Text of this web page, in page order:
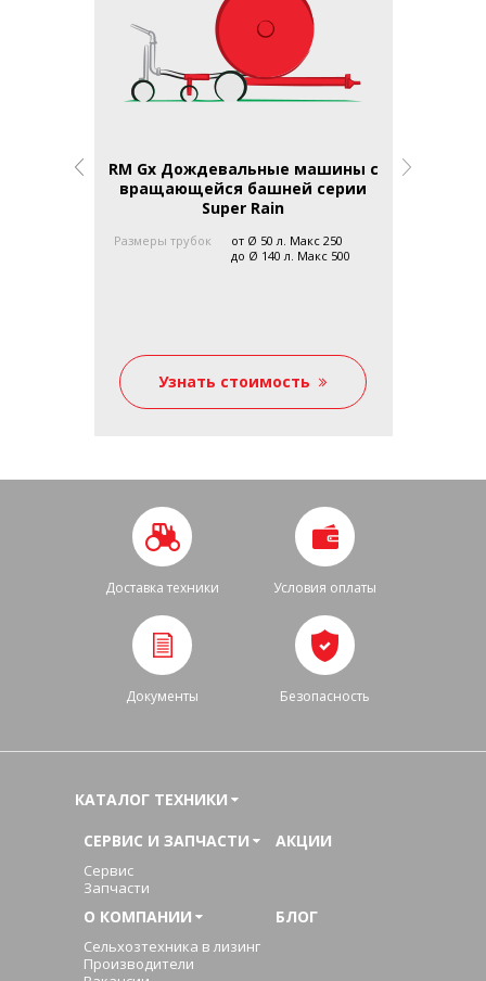
RM Gx Дождевальные машины с
вращающейся башней серии
Super Rain
Размеры трубок
от Ø 50 л. Макс 250
до Ø 140 л. Макс 500
Узнать стоимость
Доставка техники Условия оплаты
Документы Безопасность
КАТАЛОГ ТЕХНИКИ
СЕРВИС И ЗАПЧАСТИ
Сервис
Запчасти
АКЦИИ
О КОМПАНИИ
Сельхозтехника в лизинг
Производители
БЛОГ